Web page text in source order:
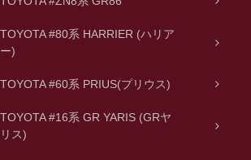
TOYOTA #80系 HARRIER (ハリア
ー)
TOYOTA #60系 PRIUS(プリウス)
TOYOTA #16系 GR YARIS (GRヤ
リス)